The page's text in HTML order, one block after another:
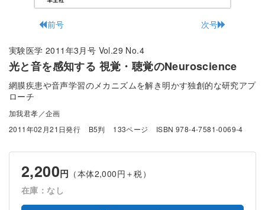
前号 次号
実験医学 2011年3月号 Vol.29 No.4
光と音を感知する 視覚・聴覚のNeuroscience
網膜疾患や音声学習のメカニズムを解き明かす独創的な研究アプ
ローチ
加我君孝／企画
2011年02月21日発行
B5判 133ページ ISBN 978-4-7581-0069-4
2,200円 （本体2,000円＋税）
在庫：なし